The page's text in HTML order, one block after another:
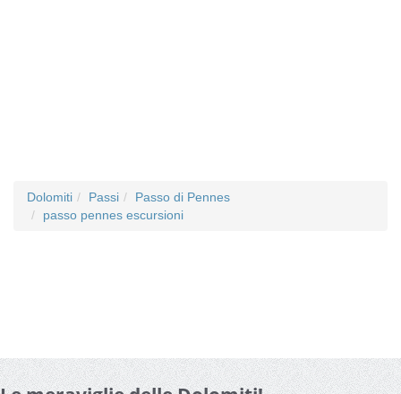
Dolomiti Passi
Passo di Pennes
passo pennes escursioni